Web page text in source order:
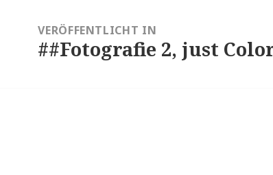
VERÖFFENTLICHT IN
##Fotografie 2, just